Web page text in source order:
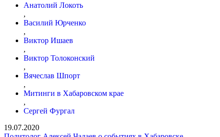
Анатолий Локоть
,
Василий Юрченко
,
Виктор Ишаев
,
Виктор Толоконский
,
Вячеслав Шпорт
,
Митинги в Хабаровском крае
,
Сергей Фургал
19.07.2020